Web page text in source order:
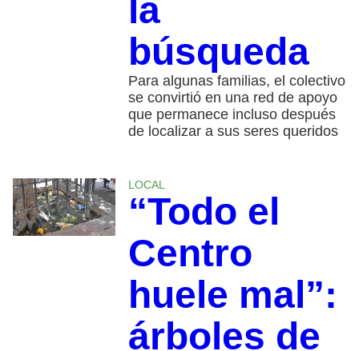
la
búsqueda
Para algunas familias, el colectivo
se convirtió en una red de apoyo
que permanece incluso después
de localizar a sus seres queridos
LOCAL
“Todo el
Centro
huele mal”:
árboles de